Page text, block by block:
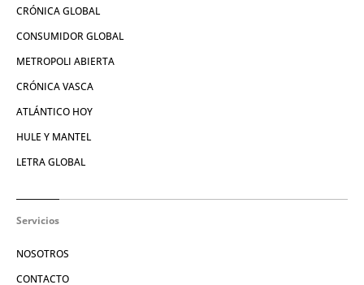
CRÓNICA GLOBAL
CONSUMIDOR GLOBAL
METROPOLI ABIERTA
CRÓNICA VASCA
ATLÁNTICO HOY
HULE Y MANTEL
LETRA GLOBAL
Servicios
NOSOTROS
CONTACTO